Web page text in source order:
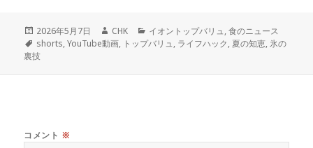
投
稿
日:
2026年5月7日
作
成
CHK
カ
テ
イオントップバリュ,食のニュース
タ
グ
shorts,YouTube動画, トップバリュ, ライフハック, 夏の知恵,氷の
裏技
コメント ※